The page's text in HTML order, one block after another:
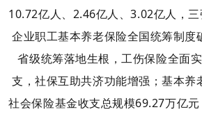
10.72亿人、2.46亿人、3.02亿人，三
企业职工基本养老保险全国统筹制度
省级统筹落地生根，工伤保险全面
支，社保互助共济功能增强；基本养
社会保险基金收支总规模69.27万亿